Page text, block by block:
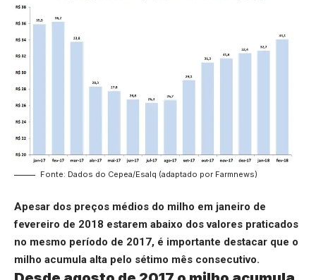
Fonte: Dados do Cepea/Esalq (adaptado por Farmnews)
Apesar dos preços médios do milho em janeiro de
fevereiro de 2018 estarem abaixo dos valores praticados
no mesmo período de 2017, é importante destacar que o
milho acumula alta pelo sétimo mês consecutivo.